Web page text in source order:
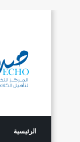
الرئيسية